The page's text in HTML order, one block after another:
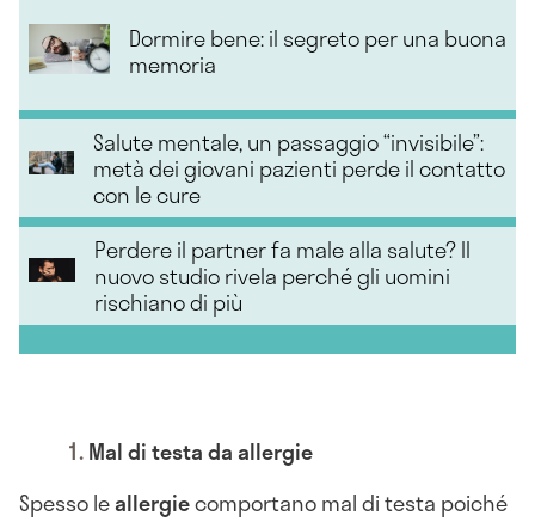
Dormire bene: il segreto per una buona
memoria
Salute mentale, un passaggio “invisibile”:
metà dei giovani pazienti perde il contatto
con le cure
Perdere il partner fa male alla salute? Il
nuovo studio rivela perché gli uomini
rischiano di più
Mal di testa da allergie
Spesso leallergiecomportano mal di testa poiché